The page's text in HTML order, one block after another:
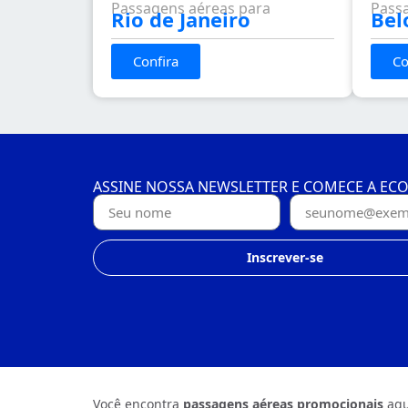
Passagens aéreas para
Rio de Janeiro
Confira
ASSINE NOSSA NEWSLETTER E COMECE A
Inscrever-se
Você encontra passagens aéreas promocionais